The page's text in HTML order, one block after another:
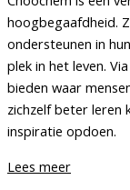
hoogbegaafdheid.
ondersteunen in
plek in het leven.
bieden waar
zichzelf beter leren
inspiratie opdoen.
Lees meer